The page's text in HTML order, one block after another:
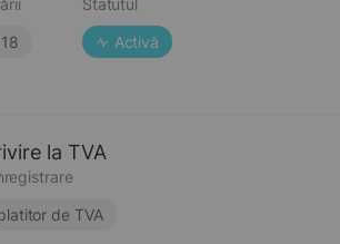
Statutul
Activă
la TVA
de TVA